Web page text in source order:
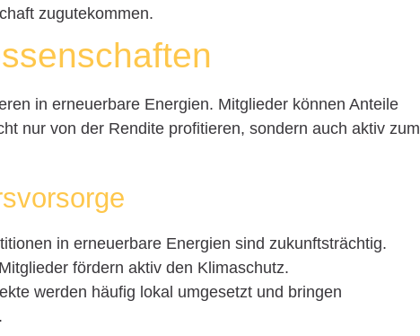
zugutekommen.
in erneuerbare Energien. Mitglieder können Anteile
nur von der Rendite profitieren, sondern auch aktiv zum
in erneuerbare Energien sind zukunftsträchtig.
fördern aktiv den Klimaschutz.
werden häufig lokal umgesetzt und bringen